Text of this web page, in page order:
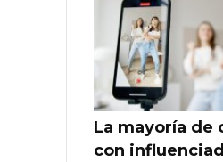
La mayoría de
con